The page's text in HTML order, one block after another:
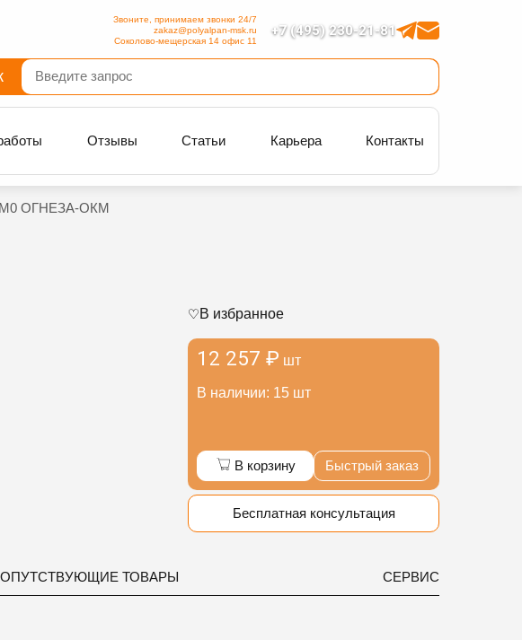
+7 (495) 230-21-81
Звоните, принимаем звонки 24/7
zakaz@polyalpan-msk.ru
Соколово-мещерская 14 офис 11
Отзывы Статьи Карьера Контакты
КМ0 ОГНЕЗА-ОКМ
12 257 ₽ шт
В наличии: 15 шт
В избранное
В корзину Быстрый заказ
Бесплатная консультация
ТОВАРЫ СЕРВИС